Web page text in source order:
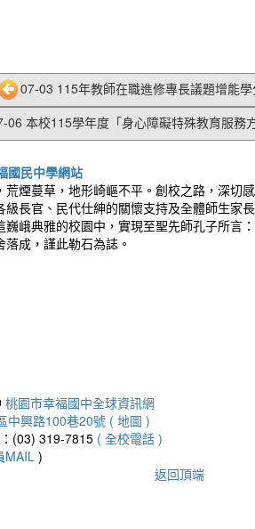
07-03 115年教師在職進修專長議題增能
06 本校115學年度「身心障礙特殊教育服務
煙蔓草，地形崎嶇不平。創校之路，深切
長官、民代仕紳的關懷支持及全體師生家
峨典雅的校園中，實現至聖先師孔子所言
成，謹此勒石為誌。
桃園市幸福國中全球資訊網
中興路100巷20號 ( 地圖 )
(03) 319-7815 ( 全校電話 )
MAIL )
返回頂端